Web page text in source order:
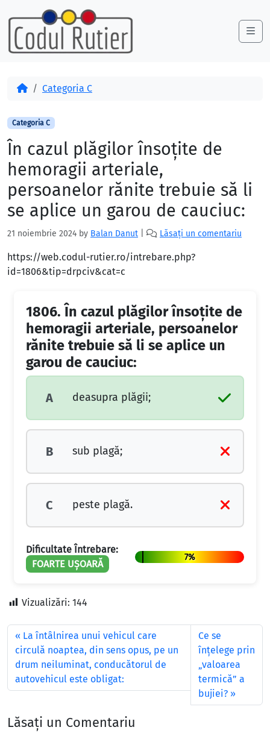
Skip to content
Skip to footer
AcasăCategoria C
Categoria C
În cazul plăgilor însoţite de
hemoragii arteriale,
persoanelor rănite trebuie să li
se aplice un garou de cauciuc:
21 noiembrie 2024 by Balan Danut Lăsați un comentariu
https://web.codul-rutier.ro/intrebare.php?
id=1806&tip=drpciv&cat=c
1806. În cazul plăgilor însoţite de
hemoragii arteriale, persoanelor
rănite trebuie să li se aplice un
garou de cauciuc:
A deasupra plăgii;
B sub plagă;
C peste plagă.
Dificultate Întrebare:
FOARTE UȘOARĂ
7%
Vizualizări: 144
La întâlnirea unui vehicul care
circulă noaptea, din sens opus, pe un
drum neiluminat, conducătorul de
autovehicul este obligat:
Ce se
înţelege prin
„valoarea
termică” a
bujiei?
Lăsați un Comentariu